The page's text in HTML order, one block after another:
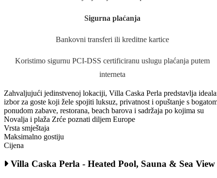
Sigurna plaćanja
Bankovni transferi ili kreditne kartice
Koristimo sigurnu PCI-DSS certificiranu uslugu plaćanja putem
interneta
Zahvaljujući jedinstvenoj lokaciji, Villa Caska Perla predstavlja
izbor za goste koji žele spojiti luksuz, privatnost i opuštanje s
ponudom zabave, restorana, beach barova i sadržaja po kojima su
Novalja i plaža Zrće poznati diljem Europe
Vrsta smještaja
Maksimalno gostiju
Cijena
Villa Caska Perla - Heated Pool, Sauna & Sea View